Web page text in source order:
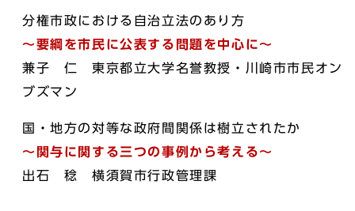
分権市政における自治立法のあり方
～要綱を市民に公表する問題を中心に～
兼子 仁 東京都立大学名誉教授・川崎市市民オン
ブズマン
国・地方の対等な政府間関係は樹立されたか
～関与に関する三つの事例から考える～
出石 稔 横須賀市行政管理課